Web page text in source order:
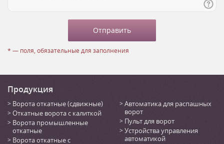
* — поля, обязательные для заполнения
Продукция
Ворота откатные (сдвижные)
Откатные ворота с калиткой
Ворота промышленные
откатные
Ворота откатные с
Автоматика для распашных
ворот
Пульт для ворот
Устройства управления
автоматикой